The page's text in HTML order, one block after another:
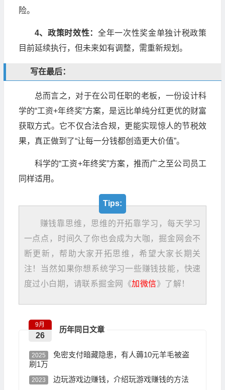
险。
4、政策时效性： 全年一次性奖金单独计税政策
目前延续执行，但未来如有调整，需重新规划。
写在最后：
总而言之，对于在公司任职的老板，一份设计科
学的“工资+年终奖”方案，是远比单纯分红更优的财富
获取方式。它不仅合法合规，更能实现惊人的节税效
果，真正做到了“让每一分钱都创造更大价值”。
科学的“工资+年终奖”方案，推而广之至公司员工
同样适用。
Tips:
赚钱靠思维，思维的开拓靠学习，每天学习
一点点，时间久了你也会成为大咖，掘金网会不
断更新，帮助大家开拓思维，希望大家长期关
注！当然如果你想系统学习一些赚钱技能，快速
度过小白期，请联系掘金网《加微信》了解！
历年同日文章
9月
26
2025
免密支付暗藏隐患，有人薅10元羊毛被盗
刷1万
2023 边玩游戏边赚钱，介绍玩游戏赚钱的方法